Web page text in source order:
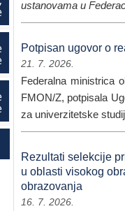
ustanovama u
Potpisan ugovor o
21. 7. 2026.
Federalna ministrica
FMON/Z, potpisala
za univerzitetske
Rezultati selekcije
u oblasti visokog
obrazovanja
16. 7. 2026.